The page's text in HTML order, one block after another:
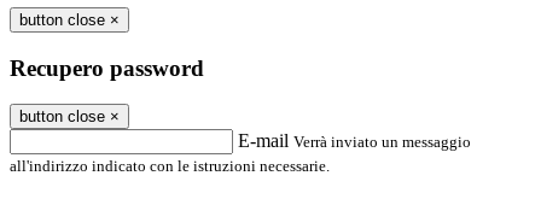
button close ×
Recupero password
button close ×
E-mail Verrà inviato un messaggio
all'indirizzo indicato con le istruzioni necessarie.